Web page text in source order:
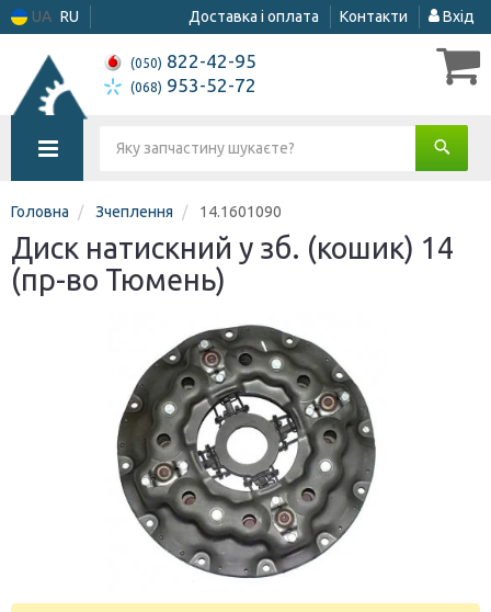
UA RU Доставка і оплата Контакти Вхід
(050) 822-42-95
(068) 953-52-72
Головна Зчеплення 14.1601090
Диск натискний у зб. (кошик) 14
(пр-во Тюмень)